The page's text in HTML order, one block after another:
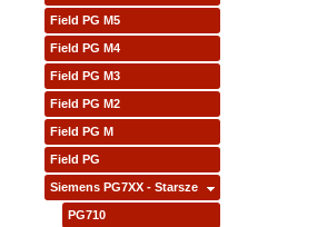
Field PG M5
Field PG M4
Field PG M3
Field PG M2
Field PG M
Field PG
Siemens PG7XX - Starsze
PG710